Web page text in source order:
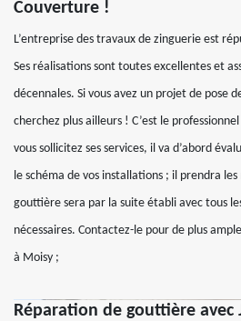
Couverture !
L’entreprise des travaux de zinguerie est
Ses réalisations sont toutes excellentes et
décennales. Si vous avez un projet de pose
cherchez plus ailleurs ! C’est le
vous sollicitez ses services, il va d’abord
le schéma de vos installations ; il prendra
gouttière sera par la suite établi avec tous
nécessaires. Contactez-le pour de plus
à Moisy ;
Réparation de gouttière avec